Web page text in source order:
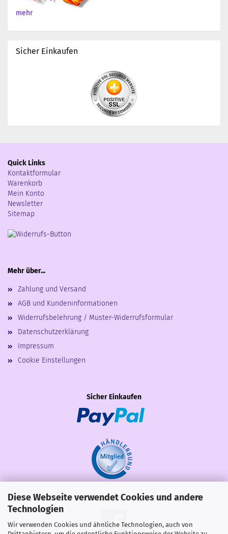
Diese Webseite verwendet Cookies und andere
Technologien
Wir verwenden Cookies und ähnliche Technologien, auch von
mehr
Sicher Einkaufen
Quick Links
Kontaktformular
Warenkorb
Mein Konto
Newsletter
Sitemap
Mehr über...
Zahlung und Versand
AGB und Kundeninformationen
Widerrufsbelehrung / Muster-Widerrufsformular
Datenschutzerklärung
Impressum
Cookie Einstellungen
Sicher Einkaufen
Share